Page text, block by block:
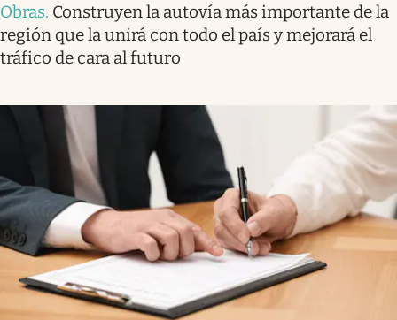
Obras. Construyen la autovía más importante de la
región que la unirá con todo el país y mejorará el
tráfico de cara al futuro